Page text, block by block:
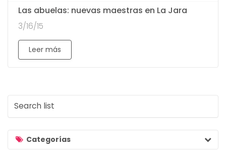
Las abuelas: nuevas maestras en La Jara
3/16/15
Leer más
Categorías